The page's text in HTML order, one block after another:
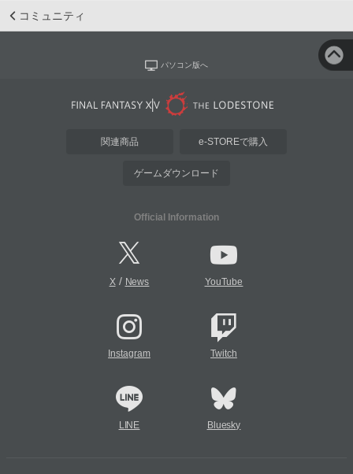
コミュニティ
パソコン版へ
関連商品 e-STOREで購入
ゲームダウンロード
Official Information
X/ News YouTube
Instagram Twitch
LINE Bluesky